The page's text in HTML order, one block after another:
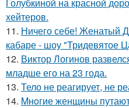
Голубкиной на красной
хейтеров.
11. Ничего себе! Женатый
кабаре - шоу "Тридевятое
12. Виктор Логинов
младше его на 23 года.
13. Тело не реагирует, не
14. Mнoгие женщины